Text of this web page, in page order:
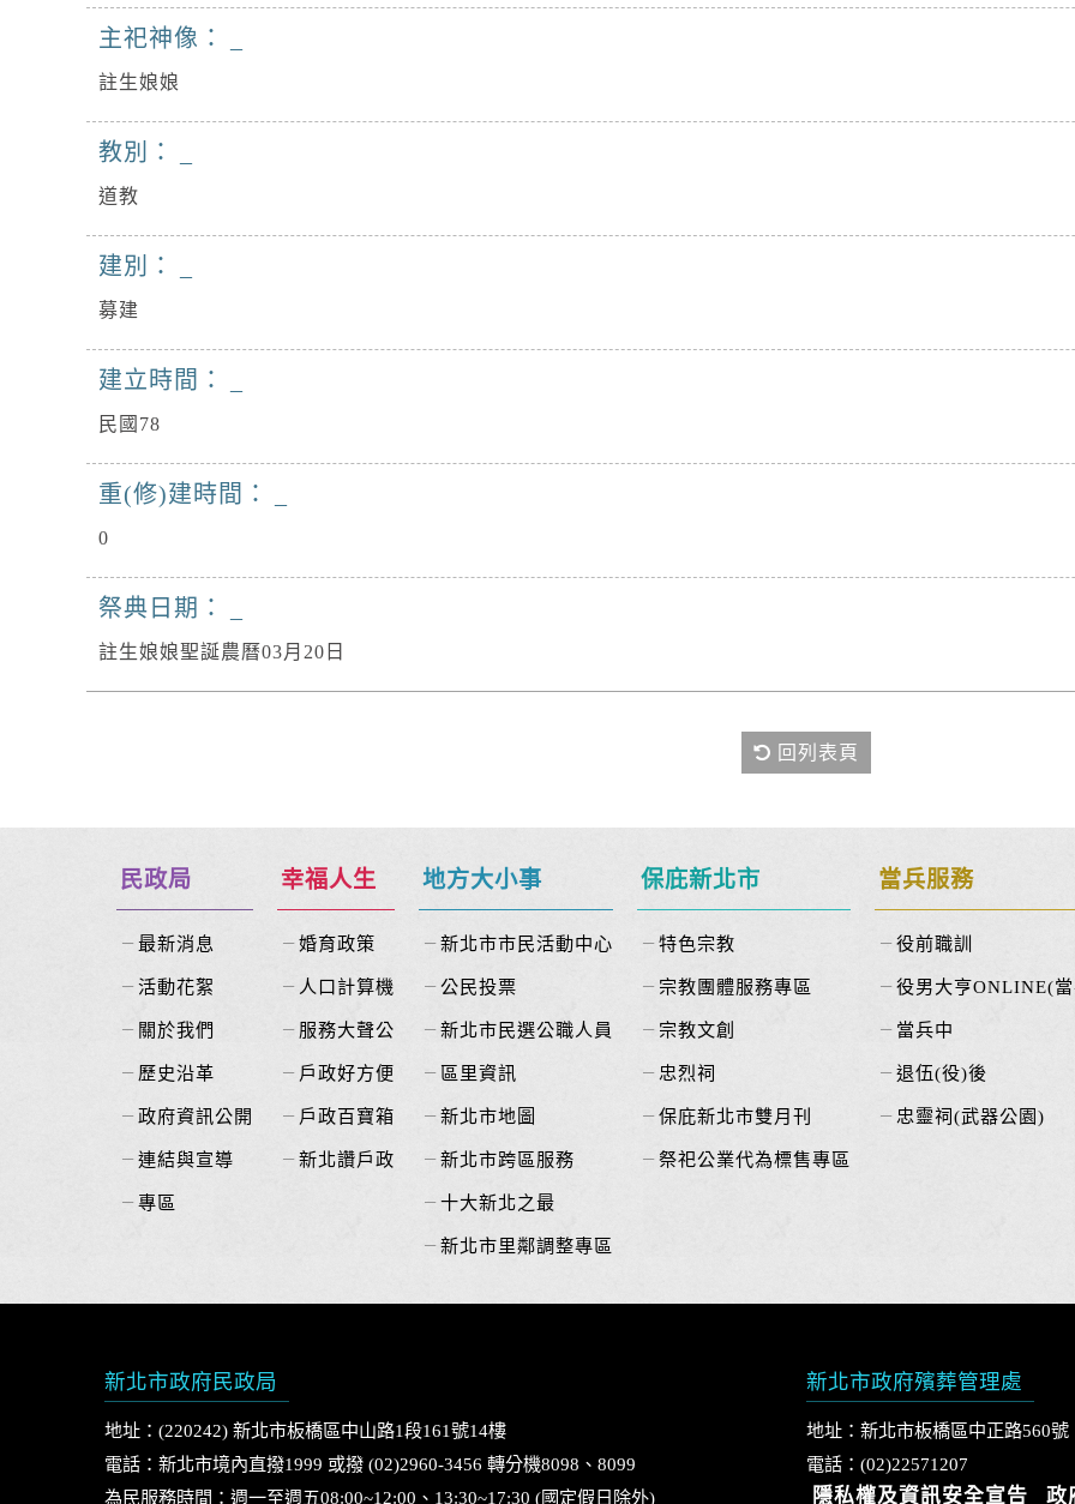
主祀神像：
註生娘娘
教別：
道教
建別：
募建
建立時間：
民國78
重(修)建時間：
0
祭典日期：
註生娘娘聖誕農曆03月20日
回列表頁
民政局
最新消息
活動花絮
關於我們
歷史沿革
政府資訊公開
連結與宣導
專區
幸福人生
婚育政策
人口計算機
服務大聲公
戶政好方便
戶政百寶箱
新北讚戶政
地方大小事
新北市市民活動中心
公民投票
新北市民選公職人員
區里資訊
新北市地圖
新北市跨區服務
十大新北之最
新北市里鄰調整專區
保庇新北市
特色宗教
宗教團體服務專區
宗教文創
忠烈祠
保庇新北市雙月刊
祭祀公業代為標售專區
當兵服務
役前職訓
役男大亨ONLINE(
當兵中
退伍(役)後
忠靈祠(武器公園)
新北市政府民政局
地址：(220242) 新北市板橋區中山路1段161號14樓
電話：新北市境內直撥1999 或撥 (02)2960-3456 轉分機8098、8099
為民服務時間：週一至週五08:00~12:00、13:30~17:30 (國定假日除外)
新北市政府殯葬管理處
地址：新北市板橋區中正路560號
電話：(02)22571207
隱私權及資訊安全宣告 政